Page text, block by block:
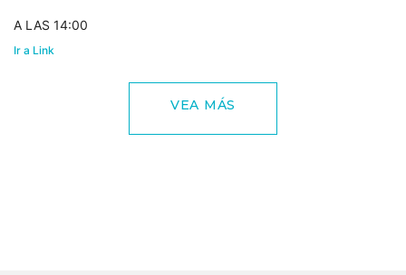
A LAS 14:00
Ir a Link
VEA MÁS